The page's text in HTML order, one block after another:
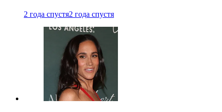
2 года спустя2 года спустя